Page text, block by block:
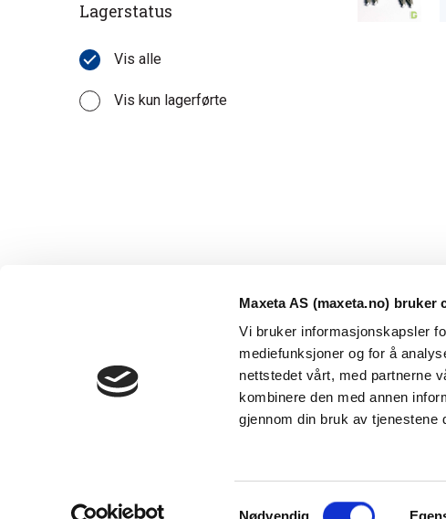
Maxeta AS (maxeta.no) bruker
Vi bruker informasjonskapsler
mediefunksjoner og for å
nettstedet vårt, med partnerne
kombinere den med annen
gjennom din bruk av tjenestene
Nødvendig
Lagerstatus
Vis alle
Vis kun lagerførte
Maxeta AS har forsynt Norge med elektro-tekniske
© 2026 Maxeta AS. Alle rettigheter reservert.